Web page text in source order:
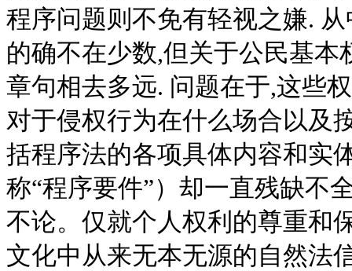
程序问题则不免有轻视之嫌.
的确不在少数,但关于公民基
章句相去多远. 问题在于,这些
对于侵权行为在什么场合以及
括程序法的各项具体内容和实
称“程序要件”）却一直残缺不
不论。仅就个人权利的尊重和
文化中从来无本无源的自然法